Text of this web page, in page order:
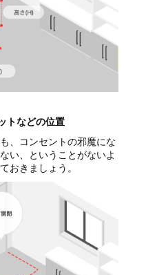
トなどの位置
、コンセントの邪魔にな
い、ということがないよ
おきましょう。